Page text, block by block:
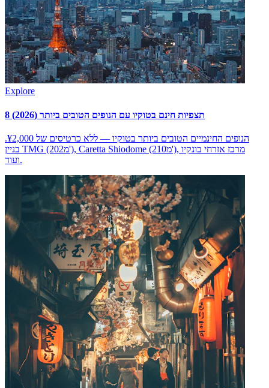
Explore
8 תצפיות חינם בטוקיו עם הנופים הטובים ביותר (2026)
הנופים החינמיים הטובים ביותר בטוקיו — ללא כרטיסים של ¥2,000.
בניין TMG (202מ'), Caretta Shiodome (210מ'), מרכז אזרחי בונקיו
ועוד.